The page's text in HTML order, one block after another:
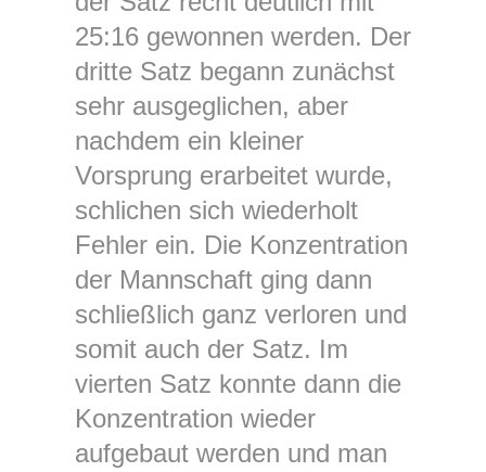
25:16 gewonnen werden. Der
dritte Satz begann zunächst
sehr ausgeglichen, aber
nachdem ein kleiner
Vorsprung erarbeitet wurde,
schlichen sich wiederholt
Fehler ein. Die Konzentration
der Mannschaft ging dann
schließlich ganz verloren und
somit auch der Satz. Im
vierten Satz konnte dann die
Konzentration wieder
aufgebaut werden und man